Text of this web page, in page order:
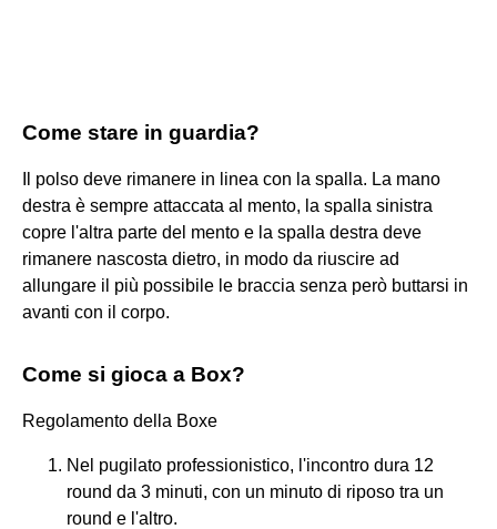
Come stare in guardia?
Il polso deve rimanere in linea con la spalla. La mano
destra è sempre attaccata al mento, la spalla sinistra
copre l'altra parte del mento e la spalla destra deve
rimanere nascosta dietro, in modo da riuscire ad
allungare il più possibile le braccia senza però buttarsi in
avanti con il corpo.
Come si gioca a Box?
Regolamento della Boxe
Nel pugilato professionistico, l'incontro dura 12
round da 3 minuti, con un minuto di riposo tra un
round e l'altro.